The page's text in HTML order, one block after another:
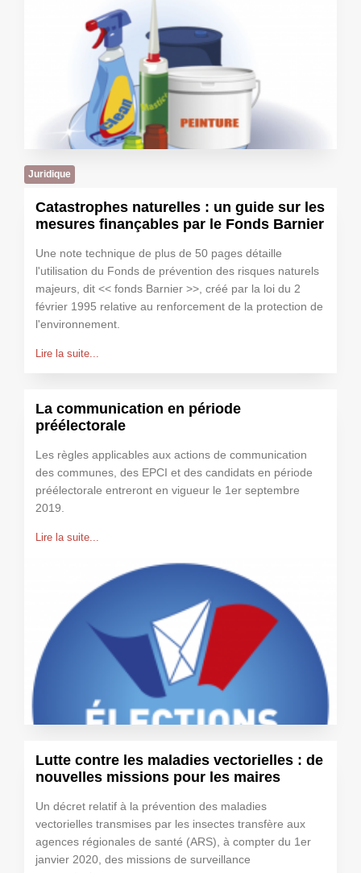
Juridique
Catastrophes naturelles : un guide sur les
mesures finançables par le Fonds Barnier
Une note technique de plus de 50 pages détaille
l'utilisation du Fonds de prévention des risques naturels
majeurs, dit << fonds Barnier >>, créé par la loi du 2
février 1995 relative au renforcement de la protection de
l'environnement.
Lire la suite...
La communication en période
préélectorale
Les règles applicables aux actions de communication
des communes, des EPCI et des candidats en période
préélectorale entreront en vigueur le 1er septembre
2019.
Lire la suite...
Lutte contre les maladies vectorielles : de
nouvelles missions pour les maires
Un décret relatif à la prévention des maladies
vectorielles transmises par les insectes transfère aux
agences régionales de santé (ARS), à compter du 1er
janvier 2020, des missions de surveillance